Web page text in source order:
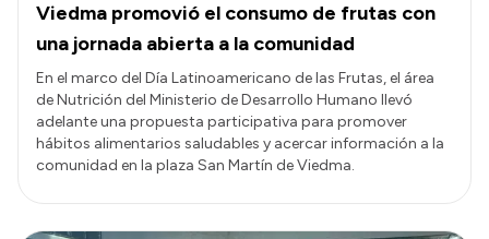
Transparencia
Presupuesto
Boletín Oficial
Compras y licitaciones
Consulta de expedientes
Viedma promovió el consumo de frutas con
una jornada abierta a la comunidad
En el marco del Día Latinoamericano de las Frutas, el área
de Nutrición del Ministerio de Desarrollo Humano llevó
adelante una propuesta participativa para promover
hábitos alimentarios saludables y acercar información a la
comunidad en la plaza San Martín de Viedma.